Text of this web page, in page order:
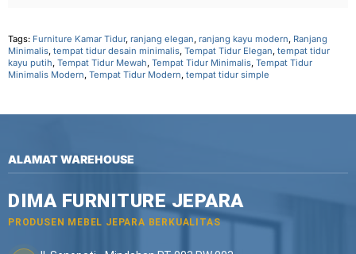
Tags: Furniture Kamar Tidur, ranjang elegan, ranjang kayu modern, Ranjang
Minimalis, tempat tidur desain minimalis, Tempat Tidur Elegan, tempat tidur
kayu putih, Tempat Tidur Mewah, Tempat Tidur Minimalis, Tempat Tidur
Minimalis Modern, Tempat Tidur Modern, tempat tidur simple
ALAMAT WAREHOUSE
DIMA FURNITURE JEPARA
PRODUSEN MEBEL JEPARA BERKUALITAS